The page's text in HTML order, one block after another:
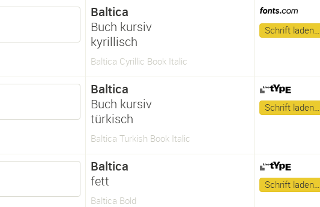
Baltica
Buch kursiv
kyrillisch
Baltica Cyrillic Book Italic
Schrift laden…
Baltica
Buch kursiv
türkisch
Baltica Turkish Book Italic
Schrift laden…
Baltica
fett
Baltica Bold
Schrift laden…